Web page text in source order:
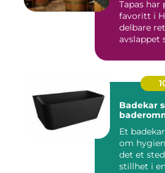
Tapas
favoritt i
delbare
avslappet
Badekar
Et
om
det et
stillhet i